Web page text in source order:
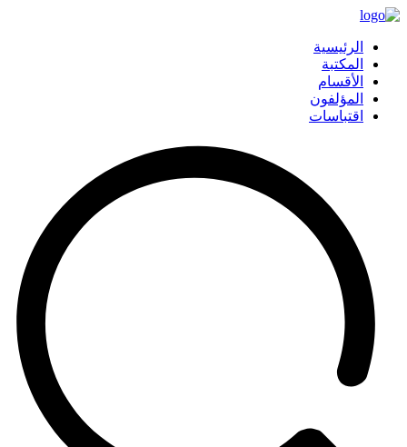
الرئيسية
المكتبة
الأقسام
المؤلفون
اقتباسات